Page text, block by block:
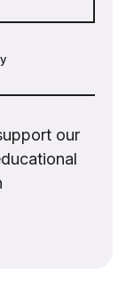
our